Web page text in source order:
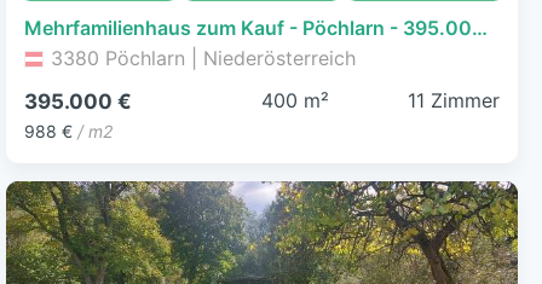
Mehrfamilienhaus zum Kauf - Pöchlarn - 395.000 € - 11 Zimmer, 400 m², 1.323 m² Grundstück, frei ab sofort
3380 Pöchlarn | Niederösterreich
395.000 €
988 € / m2
400 m² 11 Zimmer